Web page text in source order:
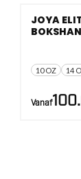
10 OZ 14
JOYA
Vanaf